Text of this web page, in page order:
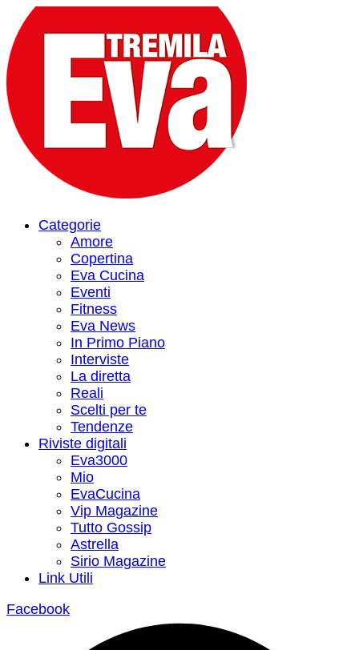
Categorie
Amore
Copertina
Eva Cucina
Eventi
Fitness
Eva News
In Primo Piano
Interviste
La diretta
Reali
Scelti per te
Tendenze
Riviste digitali
Eva3000
Mio
EvaCucina
Vip Magazine
Tutto Gossip
Astrella
Sirio Magazine
Link Utili
Facebook